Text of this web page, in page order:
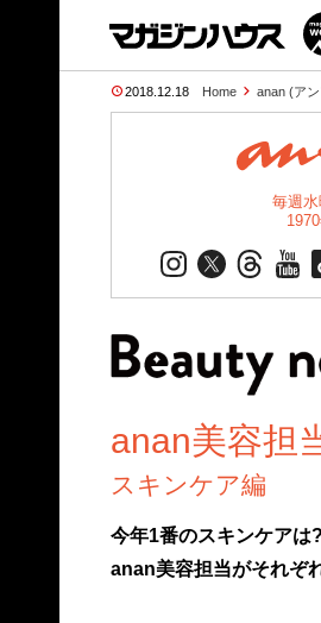
2018.12.18 Home anan (ア
毎週
anan美容担
スキンケア編
今年1番のスキンケアは?
anan美容担当がそれぞ